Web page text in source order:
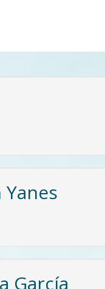
Yanes
García